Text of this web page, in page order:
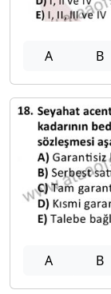
A B
A B